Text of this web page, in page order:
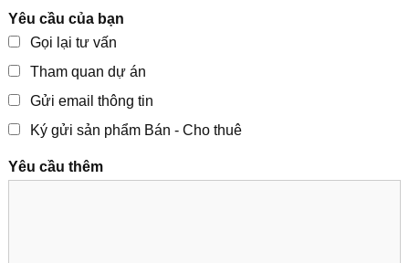
Yêu cầu của bạn
Gọi lại tư vấn
Tham quan dự án
Gửi email thông tin
Ký gửi sản phẩm Bán - Cho thuê
Yêu cầu thêm